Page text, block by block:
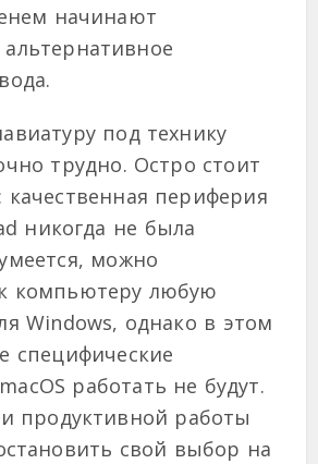
начинают
под технику
трудно. Остро стоит
периферия
никогда не была
можно
компьютеру любую
Windows, однако в этом
специфические
работать не будут.
продуктивной работы
свой выбор на